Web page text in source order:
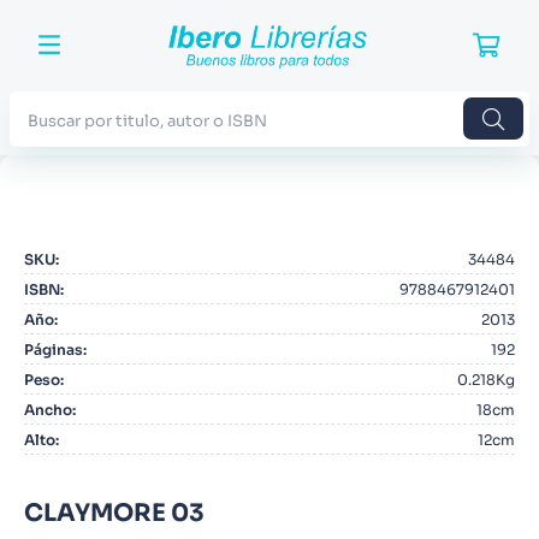
SKU:
34484
ISBN:
9788467912401
Año:
2013
Páginas:
192
Peso:
0.218Kg
Ancho:
18cm
Alto: 12cm
CLAYMORE 03
2. Blue Lock
3.
4. Odisea
5. Manga
6.
8. Noches Blancas